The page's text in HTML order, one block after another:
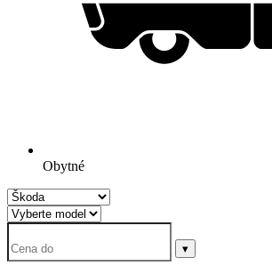
Obytné
▾